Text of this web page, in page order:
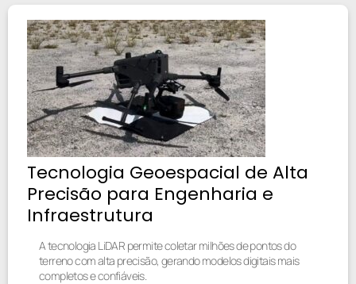
Tecnologia Geoespacial de Alta
Precisão para Engenharia e
Infraestrutura
A tecnologia LiDAR permite coletar milhões de pontos do
terreno com alta precisão, gerando modelos digitais mais
completos e confiáveis.